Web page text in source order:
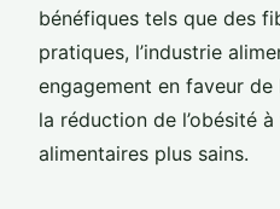
bénéfiques tels que des
pratiques, l’industrie
engagement en faveur
la réduction de l’obésité
alimentaires plus sains.